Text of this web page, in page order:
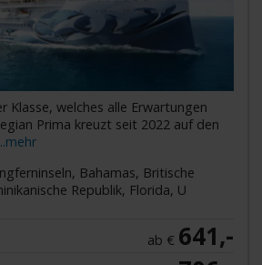
Klasse, welches alle Erwartungen
Prima kreuzt seit 2022 auf den
Bahamas, Britische
Republik, Florida, U
ab € 641,-